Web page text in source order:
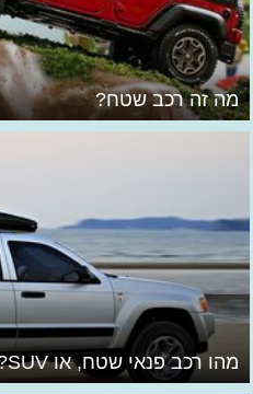
מה זה רכב שטח?
מהו רכב פנאי שטח, או SUV?